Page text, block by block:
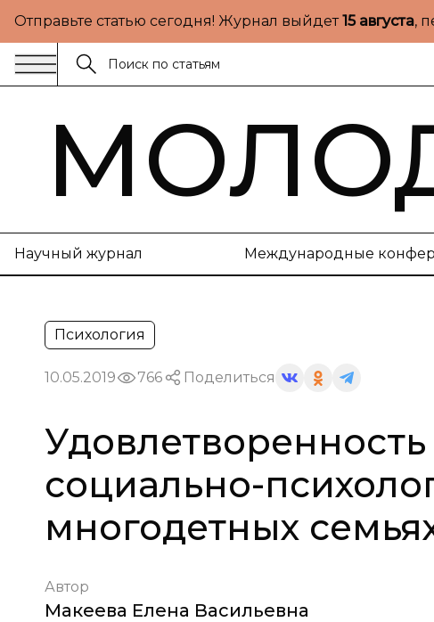
Отправьте статью сегодня! Журнал выйдет15 августа,
Научный журнал Международные
Психология
10.05.2019 766 Поделиться
социально-
многодетных
Автор
Макеева Елена Васильевна